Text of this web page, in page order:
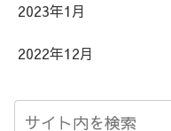
2023年1月
2022年12月